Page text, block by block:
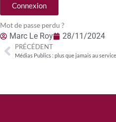
Connexion
Mot de passe perdu ?
Marc Le Roy 28/11/2024
PRÉCÉDENT
Médias Publics : plus que jamais au